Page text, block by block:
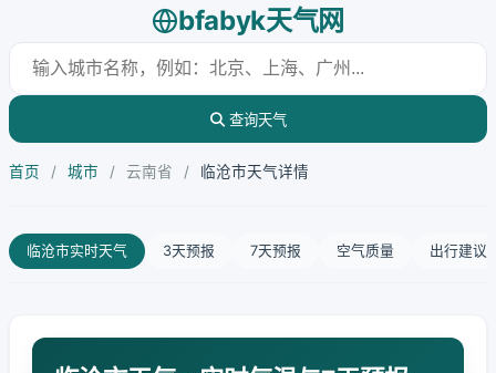
bfabyk天气网
查询天气
首页 / 城市 / 云南省 / 临沧市天气详情
临沧市实时天气 3天预报 7天预报 空气质量 出行建议